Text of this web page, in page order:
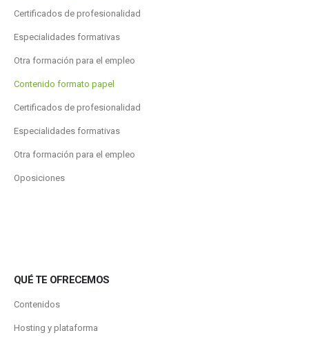
Certificados de profesionalidad
Especialidades formativas
Otra formación para el empleo
Contenido formato papel
Certificados de profesionalidad
Especialidades formativas
Otra formación para el empleo
Oposiciones
QUÉ TE OFRECEMOS
Contenidos
Hosting y plataforma